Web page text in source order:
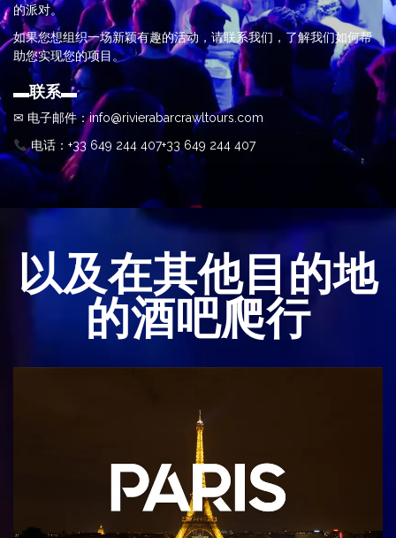
的派对。
如果您想组织一场新颖有趣的活动，请联系我们，了解我们如何帮
助您实现您的项目。
▬联系▬
✉ 电子邮件：info@rivierabarcrawltours.com
电话：+33 649 244 407+33 649 244 407
以及在其他目的地
的酒吧爬行